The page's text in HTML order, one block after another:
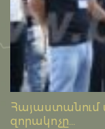
Հայաստանում
զորակոչը...